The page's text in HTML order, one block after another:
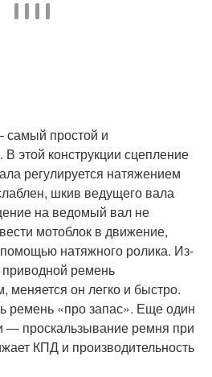
простой и
этой конструкции сцепление
регулируется натяжением
шкив ведущего вала
на ведомый вал не
мотоблок в движение,
натяжного ролика. Из-
ремень
меняется он легко и быстро.
ремень «про запас». Еще один
— проскальзывание ремня при
КПД и производительность